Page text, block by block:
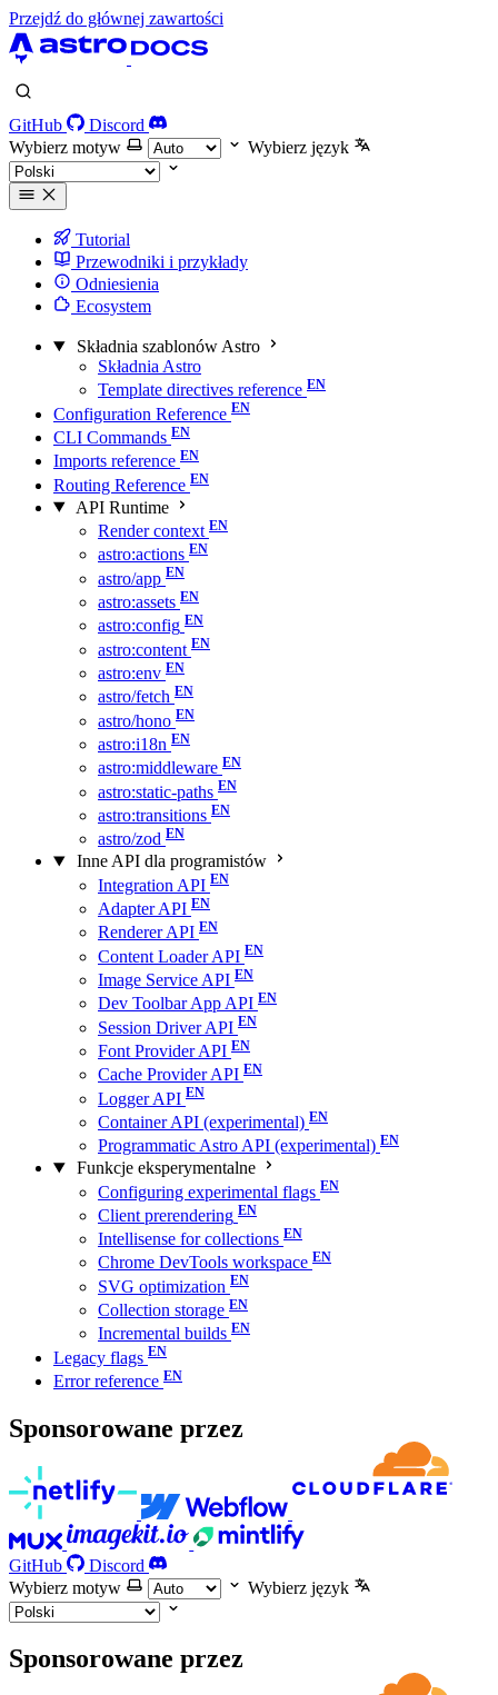
Przejdź do głównej zawartości
GitHub
Discord
Wybierz motyw
Wybierz język
Tutorial
Przewodniki i przykłady
Odniesienia
Ecosystem
Składnia szablonów Astro
Składnia Astro
Template directives reference
Configuration Reference
CLI Commands
Imports reference
Routing Reference
API Runtime
Render context
astro:actions
astro/app
astro:assets
astro:config
astro:content
astro:env
astro/fetch
astro/hono
astro:i18n
astro:middleware
astro:static-paths
astro:transitions
astro/zod
Inne API dla programistów
Integration API
Adapter API
Renderer API
Content Loader API
Image Service API
Dev Toolbar App API
Session Driver API
Font Provider API
Cache Provider API
Logger API
Container API (experimental)
Programmatic Astro API (experimental)
Funkcje eksperymentalne
Configuring experimental flags
Client prerendering
Intellisense for collections
Chrome DevTools workspace
SVG optimization
Collection storage
Incremental builds
Legacy flags
Error reference
Sponsorowane przez
GitHub
Discord
Wybierz motyw
Wybierz język
Sponsorowane przez